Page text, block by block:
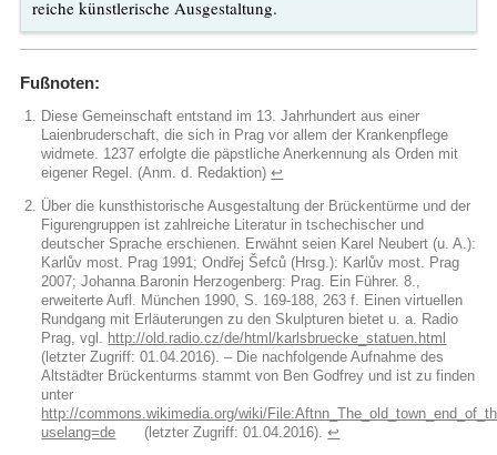
reiche künstlerische Ausgestaltung.
Fußnoten:
Diese Gemeinschaft entstand im 13. Jahrhundert aus einer
Laienbruderschaft, die sich in Prag vor allem der Krankenpflege
widmete. 1237 erfolgte die päpstliche Anerkennung als Orden mit
eigener Regel. (Anm. d. Redaktion)↩︎
Über die kunsthistorische Ausgestaltung der Brückentürme und der
Figurengruppen ist zahlreiche Literatur in tschechischer und
deutscher Sprache erschienen. Erwähnt seien Karel Neubert (u. A.):
Karlův most. Prag 1991; Ondřej Šefců (Hrsg.): Karlův most. Prag
2007; Johanna Baronin Herzogenberg: Prag. Ein Führer. 8.,
erweiterte Aufl. München 1990, S. 169-188, 263 f. Einen virtuellen
Rundgang mit Erläuterungen zu den Skulpturen bietet u. a. Radio
Prag, vgl. http://old.radio.cz/de/html/karlsbruecke_statuen.html
(letzter Zugriff: 01.04.2016). – Die nachfolgende Aufnahme des
Altstädter Brückenturms stammt von Ben Godfrey und ist zu finden
unter
http://commons.wikimedia.org/wiki/
uselang=de
(letzter Zugriff: 01.04.2016).↩︎